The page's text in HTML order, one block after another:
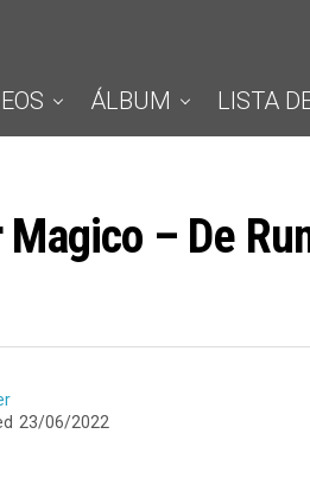
ÁLBUM LISTA
Magico – De
23/06/2022